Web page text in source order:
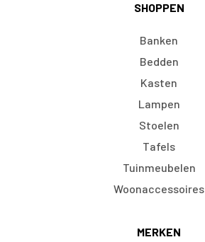
SHOPPEN
Banken
Bedden
Kasten
Lampen
Stoelen
Tafels
Tuinmeubelen
Woonaccessoires
MERKEN